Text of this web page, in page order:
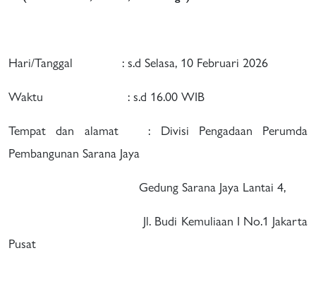
Hari/Tanggal : s.d Selasa, 10 Februari 2026
Waktu : s.d 16.00 WIB
Tempat dan alamat : Divisi Pengadaan Perumda
Pembangunan Sarana Jaya
Gedung Sarana Jaya Lantai 4,
Jl. Budi Kemuliaan I No.1 Jakarta
Pusat